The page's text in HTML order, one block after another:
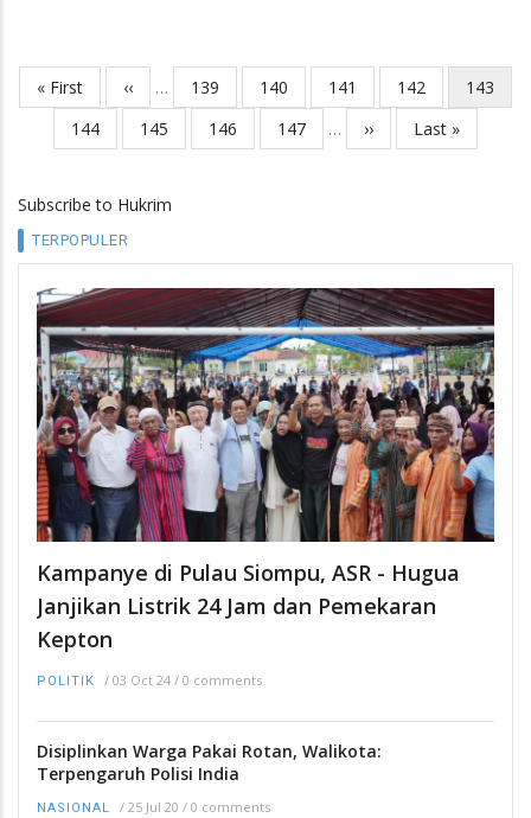
Pagination
First
page
« First
Previous
page
‹‹ … Page
139 Page
140 Page
141 Page
142
Current
page
143
Page
144 Page
145 Page
146 Page
147 …
Next
page
››
Last
page
Last »
Subscribe to Hukrim
TERPOPULER
Kampanye di Pulau Siompu, ASR - Hugua
Janjikan Listrik 24 Jam dan Pemekaran
Kepton
POLITIK / 03 Oct 24 / 0 comments
Disiplinkan Warga Pakai Rotan, Walikota:
Terpengaruh Polisi India
NASIONAL / 25 Jul 20 / 0 comments